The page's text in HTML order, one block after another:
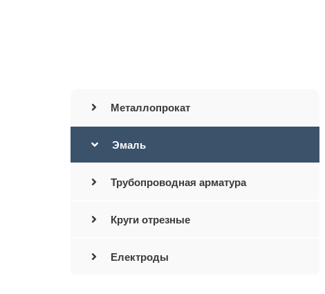
Металлопрокат
Эмаль
Трубопроводная арматура
Круги отрезные
Електроды